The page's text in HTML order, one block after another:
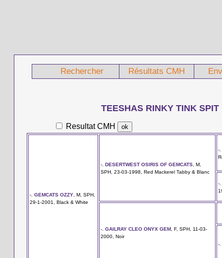
Rechercher Résultats CMH
TEESHAS RINKY TINK SPIT
Resultat CMH
-. GEMCATS OZZY , M, SPH,
29-1-2001, Black & White
-. DESERTWEST OSIRIS OF GEMCATS , M,
SPH, 23-03-1998, Red Mackerel Tabby & Blanc
-.
-.
-. GAILRAY CLEO ONYX GEM , F, SPH, 11-03-
2000, Noir
-.